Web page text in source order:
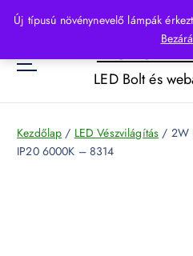
Új típusú növénynevelő lámpák
p
o
LED Bolt és
Kezdőlap / LED Vészvilágítás / 2W
IP20 6000K – 8314